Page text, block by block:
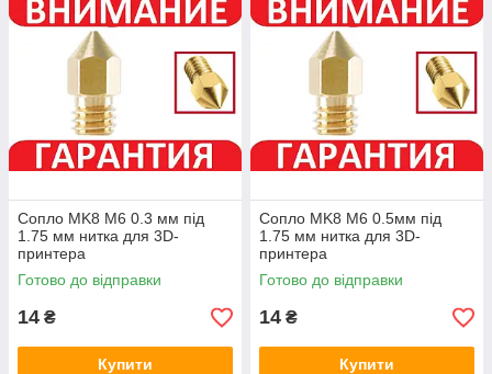
Сопло MK8 M6 0.3 мм під
1.75 мм нитка для 3D-
принтера
Готово до відправки
14 ₴
Купити
Сопло MK8 M6 0.5мм під
1.75 мм нитка для 3D-
принтера
Готово до відправки
14 ₴
Купити